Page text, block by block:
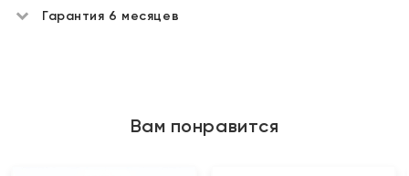
Гарантия 6 месяцев
Вам понравится